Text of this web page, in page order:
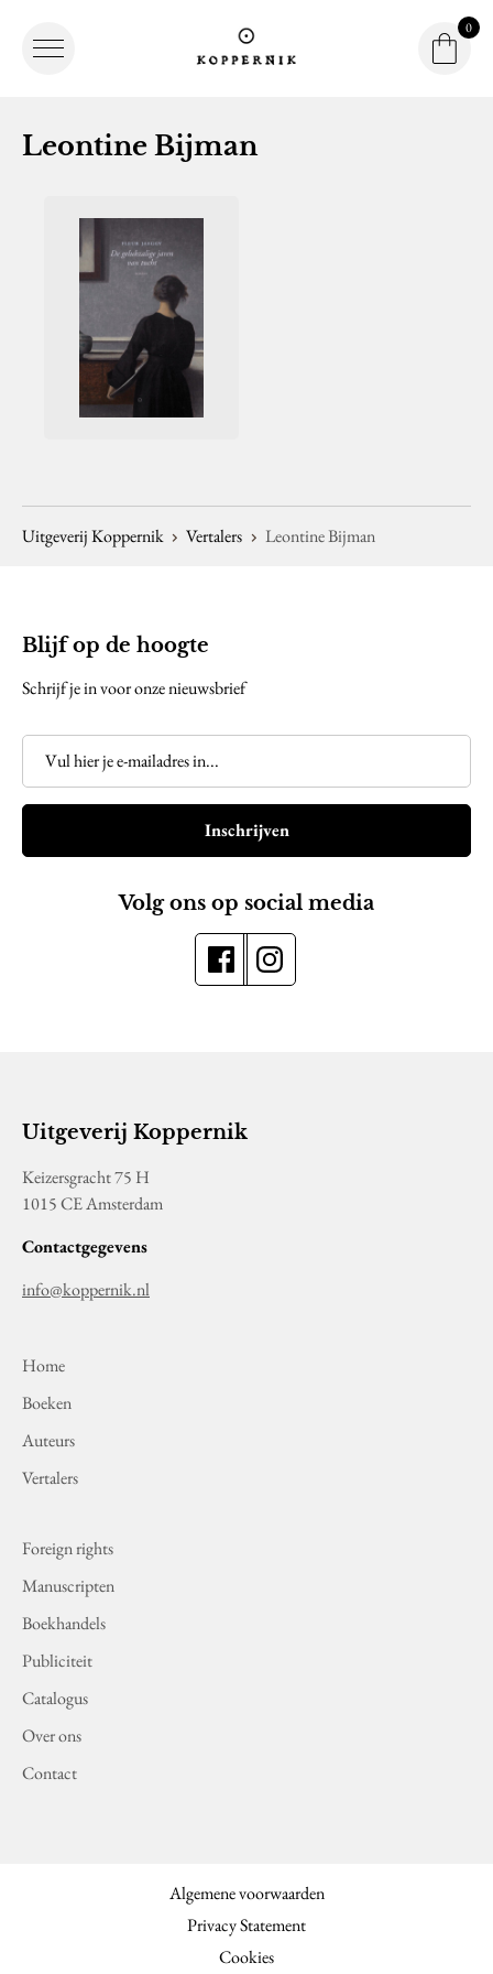
0
Leontine Bijman
Uitgeverij Koppernik Vertalers Leontine Bijman
Blijf op de hoogte
Schrijf je in voor onze nieuwsbrief
Inschrijven
Volg ons op social media
Uitgeverij Koppernik
Keizersgracht 75 H
1015 CE Amsterdam
Contactgegevens
info@koppernik.nl
Home
Boeken
Auteurs
Vertalers
Foreign rights
Manuscripten
Boekhandels
Publiciteit
Catalogus
Over ons
Contact
Algemene voorwaarden
Privacy Statement
Cookies